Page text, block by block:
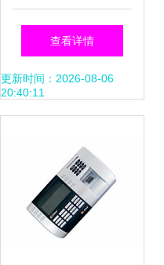
何速尔科技成为门
禁管理系统的首选
查看详情
更新时间：2026-08-06
20:40:11